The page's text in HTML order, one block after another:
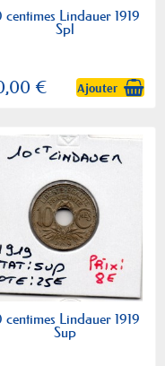
centimes Lindauer 1919
Spl
€ Ajouter
centimes Lindauer 1919
Sup